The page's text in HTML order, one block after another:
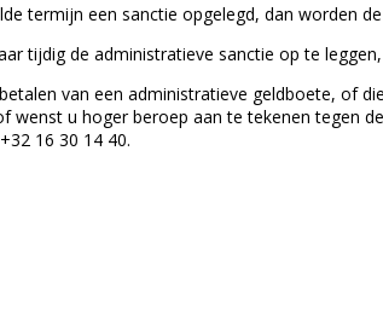
termijn een sanctie opgelegd, dan worden
tijdig de administratieve sanctie op te
van een administratieve geldboete, of
wenst u hoger beroep aan te tekenen tegen
16 30 14 40.